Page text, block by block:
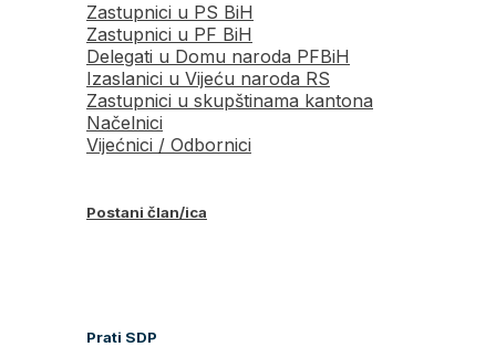
Zastupnici u PS BiH
Zastupnici u PF BiH
Delegati u Domu naroda PFBiH
Izaslanici u Vijeću naroda RS
Zastupnici u skupštinama kantona
Načelnici
Vijećnici / Odbornici
Postani član/ica
Prati SDP